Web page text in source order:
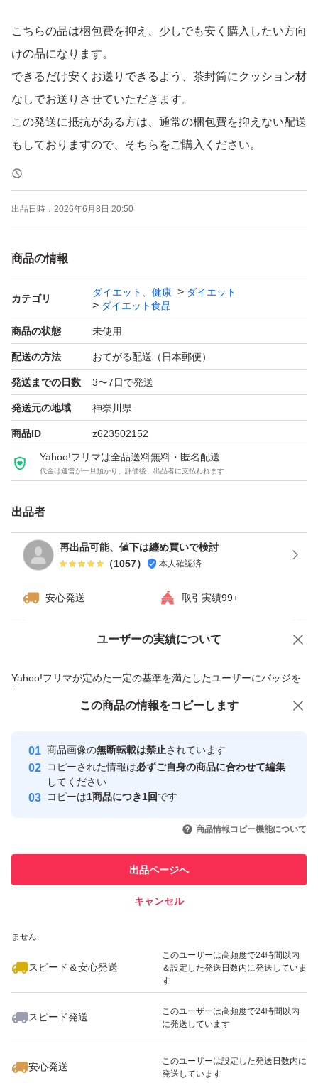
こちらの品は梱包費を抑え、少しでも安く購入したい方向
けの品になります。
できるだけ安くお送りできるよう、茶封筒にクッション材
なしでお送りさせていただきます。
この発送に抵抗がある方は、通常の梱包費を抑えない配送
もしておりますので、そちらをご購入ください。
出品日時： 2026年6月8日 20:50
商品の情報
カテゴリ
ダイエット、健康
ダイエット
ダイエット食品
商品の状態 未使用
配送の方法 おてがる配送（日本郵便）
発送までの日数 3〜7日で発送
発送元の地域 神奈川県
商品ID z623502152
Yahoo!フリマは全品送料無料・匿名配送
代金は運営が一旦預かり、評価後、出品者に支払われます
出品者
再出品可能、値下は纏め買いで検討
（1057） 本人確認済
安心発送 取引実績99+
ユーザーの実績について
Yahoo!フリマが定めた一定の基準を満たしたユーザーにバッジを
付与しています
安心取引出品者
心・安全なユーザーです
取引実績
引を完了させた実績があります
での取引実績があります
ません
スピード＆安心発送
このユーザーは高頻度で24時間以内
＆設定した発送日数内に発送していま
す
スピード発送
このユーザーは高頻度で24時間以内
に発送しています
安心発送
このユーザーは設定した発送日数内に
発送しています
価格の相談 商品への質問
この商品の情報をコピーします
商品画像の無断転載は禁止されています
コピーされた情報は必ずご自身の商品に合わせて編集
してください
コピーは1商品につき1回です
商品情報コピー機能について
出品ページへ
キャンセル
この商品をみている人にオススメ
いいね！
2,199